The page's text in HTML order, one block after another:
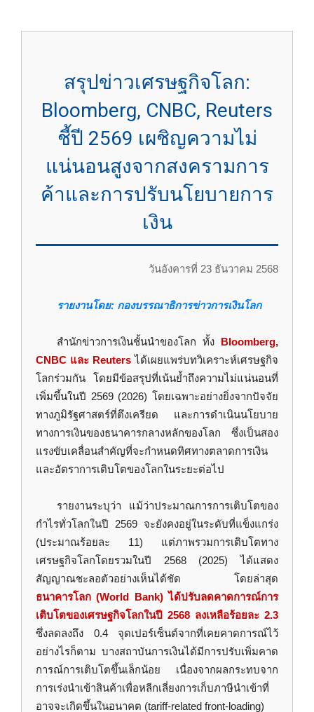
สรุปข่าวเศรษฐกิจโลก:
Bloomberg, CNBC, Reuters
ชี้ปี 2569 เผชิญความไม่
แน่นอนสูงจากสงครามการ
ค้าและการปรับนโยบายการ
เงิน
วันอังคารที่ 23 ธันวาคม 2568
รายงานโดย: กองบรรณาธิการข่าวการเงินโลก
สำนักข่าวการเงินชั้นนำของโลก ทั้ง Bloomberg,
CNBC และ Reuters ได้เผยแพร่บทวิเคราะห์เศรษฐกิจ
โลกร่วมกัน โดยมีข้อสรุปที่เน้นย้ำถึงความไม่แน่นอนที่
เพิ่มขึ้นในปี 2569 (2026) โดยเฉพาะอย่างยิ่งจากปัจจัย
ทางภูมิรัฐศาสตร์ที่ตึงเครียด และการดำเนินนโยบาย
ทางการเงินของธนาคารกลางหลักของโลก ซึ่งเป็นสอง
แรงขับเคลื่อนสำคัญที่จะกำหนดทิศทางตลาดการเงิน
และอัตราการเติบโตของโลกในระยะต่อไป
รายงานระบุว่า แม้ว่าประมาณการการเติบโตของ
กำไรทั่วโลกในปี 2569 จะยังคงอยู่ในระดับที่แข็งแกร่ง
(ประมาณร้อยละ 11) แต่ภาพรวมการเติบโตทาง
เศรษฐกิจโลกโดยรวมในปี 2568 (2025) ได้แสดง
สัญญาณชะลอตัวอย่างเห็นได้ชัด โดยล่าสุด
ธนาคารโลก (World Bank) ได้ปรับลดคาดการณ์การ
เติบโตของเศรษฐกิจโลกในปี 2568 ลงเหลือร้อยละ 2.3
ซึ่งลดลงถึง 0.4 จุดเปอร์เซ็นต์จากที่เคยคาดการณ์ไว้
อย่างไรก็ตาม บางสถาบันการเงินได้มีการปรับเพิ่มคาด
การณ์การเติบโตขึ้นเล็กน้อย เนื่องจากผลกระทบจาก
การเร่งนำเข้าสินค้าเพื่อหลีกเลี่ยงการเก็บภาษีนำเข้าที่
อาจจะเกิดขึ้นในอนาคต (tariff-related front-loading)